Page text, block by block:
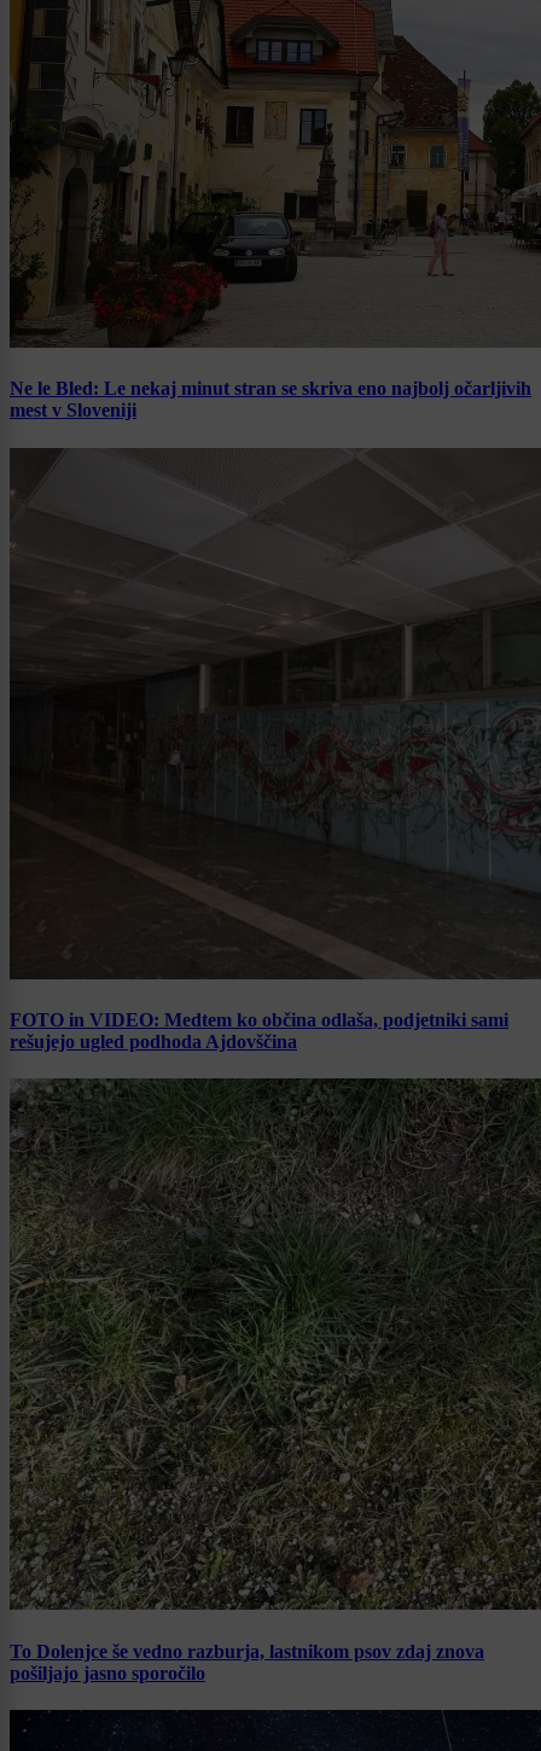
Ne le Bled: Le nekaj minut stran se skriva eno najbolj očarljivih
mest v Sloveniji
FOTO in VIDEO: Medtem ko občina odlaša, podjetniki sami
rešujejo ugled podhoda Ajdovščina
To Dolenjce še vedno razburja, lastnikom psov zdaj znova
pošiljajo jasno sporočilo